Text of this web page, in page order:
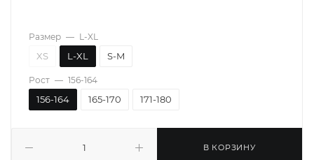
В КОРЗИНУ
Размер — L-XL
XS L-XL S-M
Рост — 156-164
156-164 165-170 171-180